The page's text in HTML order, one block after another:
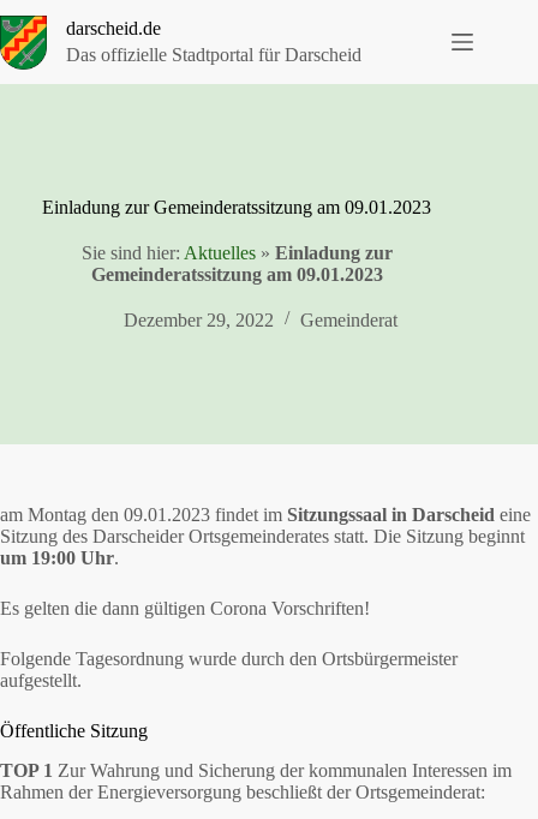
Inhalt
springen
darscheid.de
Das offizielle Stadtportal für Darscheid
Einladung zur Gemeinderatssitzung am 09.01.2023
Sie sind hier: Aktuelles» Einladung zur
Gemeinderatssitzung am 09.01.2023
Dezember 29, 2022 Gemeinderat
am Montag den 09.01.2023 findet im Sitzungssaal in Darscheid eine
Sitzung des Darscheider Ortsgemeinderates statt. Die Sitzung beginnt
um 19:00 Uhr.
Es gelten die dann gültigen Corona Vorschriften!
Folgende Tagesordnung wurde durch den Ortsbürgermeister
aufgestellt.
Öffentliche Sitzung
TOP 1 Zur Wahrung und Sicherung der kommunalen Interessen im
Rahmen der Energieversorgung beschließt der Ortsgemeinderat: